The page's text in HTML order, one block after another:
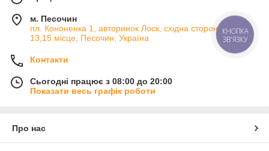
м. Песочин
пл. Кононенка 1, авторинок Лоск, східна сторона 2 ряд
13,15 місце, Песочин, Україна
Контакти
Сьогодні працює з 08:00 до 20:00
Показати весь графік роботи
Про нас
КНОПКА
ЗВ'ЯЗКУ